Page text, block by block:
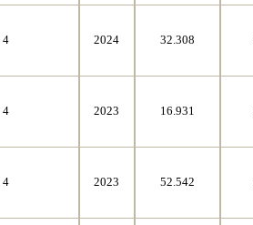
4 2024 32.308
4 2023 16.931
4 2023 52.542